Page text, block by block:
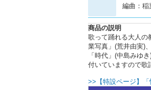
編曲：稲
商品の説明
歌って踊れる大人の
業写真」(荒井由実)
「時代」(中島みゆ
付いていますので歌
>>【特設ページ】